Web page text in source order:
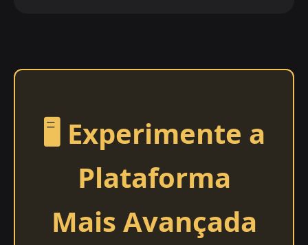
🖥️ Experimente a
Plataforma
Mais Avançada